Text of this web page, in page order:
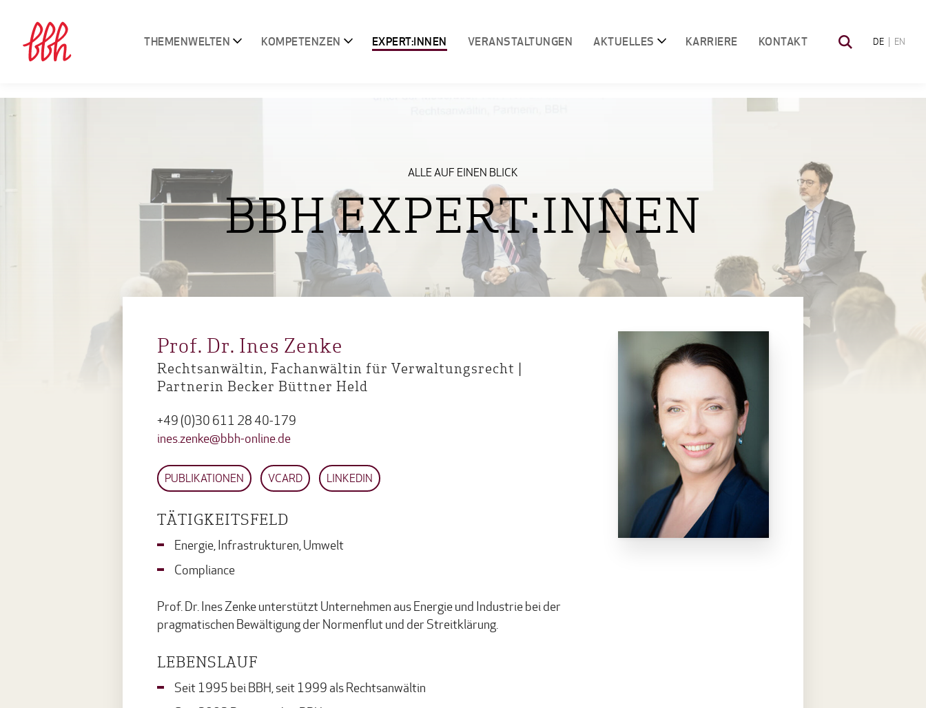
THEMENWELTEN KOMPETENZEN EXPERT:INNEN VERANSTALTUNGEN AKTUELLES KARRIERE KONTAKT DE EN
ALLE AUF EINEN BLICK
BBH EXPERT:INNEN
Prof. Dr. Ines Zenke
Rechtsanwältin, Fachanwältin für Verwaltungsrecht |
Partnerin Becker Büttner Held
+49 (0)30 611 28 40-179
ines.zenke@bbh-online.de
PUBLIKATIONEN VCARD LINKEDIN
TÄTIGKEITSFELD
Energie, Infrastrukturen, Umwelt
Compliance
Prof. Dr. Ines Zenke unterstützt Unternehmen aus Energie und Industrie bei der
pragmatischen Bewältigung der Normenflut und der Streitklärung.
LEBENSLAUF
Seit 1995 bei BBH, seit 1999 als Rechtsanwältin